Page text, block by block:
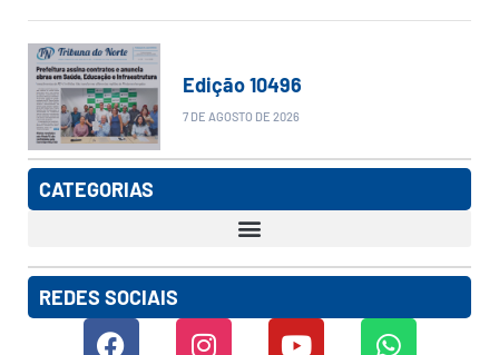
Edição 10496
7 DE AGOSTO DE 2026
CATEGORIAS
REDES SOCIAIS